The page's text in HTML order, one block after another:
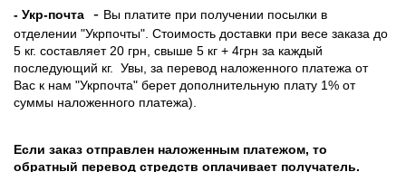
- Укр-почта
- Вы платите при получении посылки в
отделении "Укрпочты". Стоимость доставки при весе заказа до
5 кг. составляет 20 грн, свыше 5 кг + 4грн за каждый
последующий кг. Увы, за перевод наложенного платежа от
Вас к нам "Укрпочта" берет дополнительную плату 1% от
суммы наложенного платежа).
Если заказ отправлен наложенным платежом, то
обратный перевод стредств оплачивает получатель.